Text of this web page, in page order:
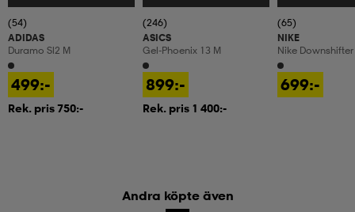
(54)
ADIDAS
Duramo Sl2 M
499:-
Rek. pris 750:-
(246)
ASICS
Gel-Phoenix 13 M
899:-
Rek. pris 1 400:-
(65)
NIKE
Nike Downshifter
699:-
Andra köpte även